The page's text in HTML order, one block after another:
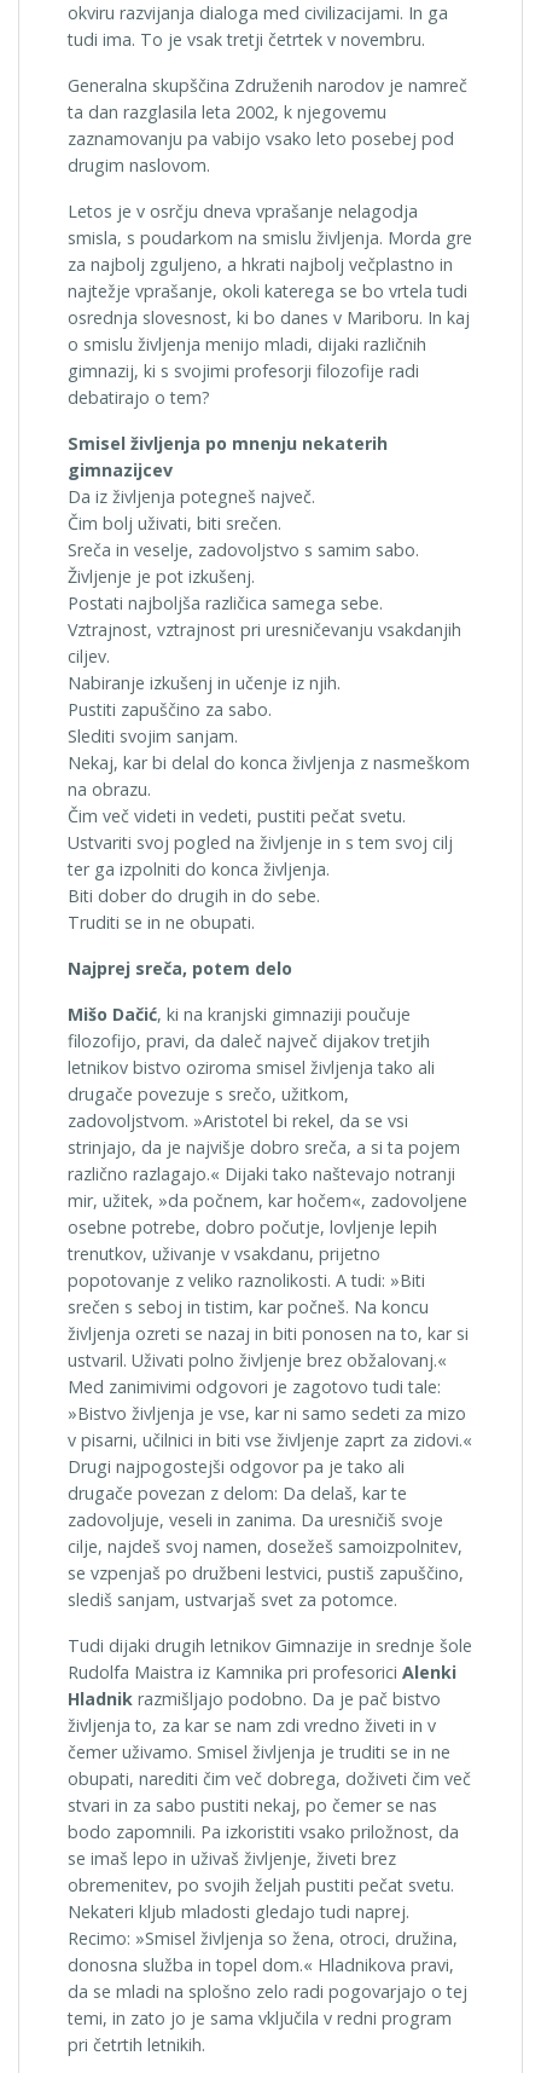
okviru razvijanja dialoga med civilizacijami. In ga
tudi ima. To je vsak tretji četrtek v novembru.
Generalna skupščina Združenih narodov je namreč
ta dan razglasila leta 2002, k njegovemu
zaznamovanju pa vabijo vsako leto posebej pod
drugim naslovom.
Letos je v osrčju dneva vprašanje nelagodja
smisla, s poudarkom na smislu življenja. Morda gre
za najbolj zguljeno, a hkrati najbolj večplastno in
najtežje vprašanje, okoli katerega se bo vrtela tudi
osrednja slovesnost, ki bo danes v Mariboru. In kaj
o smislu življenja menijo mladi, dijaki različnih
gimnazij, ki s svojimi profesorji filozofije radi
debatirajo o tem?
Smisel življenja po mnenju nekaterih
gimnazijcev
Da iz življenja potegneš največ.
Čim bolj uživati, biti srečen.
Sreča in veselje, zadovoljstvo s samim sabo.
Življenje je pot izkušenj.
Postati najboljša različica samega sebe.
Vztrajnost, vztrajnost pri uresničevanju vsakdanjih
ciljev.
Nabiranje izkušenj in učenje iz njih.
Pustiti zapuščino za sabo.
Slediti svojim sanjam.
Nekaj, kar bi delal do konca življenja z nasmeškom
na obrazu.
Čim več videti in vedeti, pustiti pečat svetu.
Ustvariti svoj pogled na življenje in s tem svoj cilj
ter ga izpolniti do konca življenja.
Biti dober do drugih in do sebe.
Truditi se in ne obupati.
Najprej sreča, potem delo
Mišo Dačić, ki na kranjski gimnaziji poučuje
filozofijo, pravi, da daleč največ dijakov tretjih
letnikov bistvo oziroma smisel življenja tako ali
drugače povezuje s srečo, užitkom,
zadovoljstvom. »Aristotel bi rekel, da se vsi
strinjajo, da je najvišje dobro sreča, a si ta pojem
različno razlagajo.« Dijaki tako naštevajo notranji
mir, užitek, »da počnem, kar hočem«, zadovoljene
osebne potrebe, dobro počutje, lovljenje lepih
trenutkov, uživanje v vsakdanu, prijetno
popotovanje z veliko raznolikosti. A tudi: »Biti
srečen s seboj in tistim, kar počneš. Na koncu
življenja ozreti se nazaj in biti ponosen na to, kar si
ustvaril. Uživati polno življenje brez obžalovanj.«
Med zanimivimi odgovori je zagotovo tudi tale:
»Bistvo življenja je vse, kar ni samo sedeti za mizo
v pisarni, učilnici in biti vse življenje zaprt za zidovi.«
Drugi najpogostejši odgovor pa je tako ali
drugače povezan z delom: Da delaš, kar te
zadovoljuje, veseli in zanima. Da uresničiš svoje
cilje, najdeš svoj namen, dosežeš samoizpolnitev,
se vzpenjaš po družbeni lestvici, pustiš zapuščino,
slediš sanjam, ustvarjaš svet za potomce.
Tudi dijaki drugih letnikov Gimnazije in srednje šole
Rudolfa Maistra iz Kamnika pri profesorici Alenki
Hladnik razmišljajo podobno. Da je pač bistvo
življenja to, za kar se nam zdi vredno živeti in v
čemer uživamo. Smisel življenja je truditi se in ne
obupati, narediti čim več dobrega, doživeti čim več
stvari in za sabo pustiti nekaj, po čemer se nas
bodo zapomnili. Pa izkoristiti vsako priložnost, da
se imaš lepo in uživaš življenje, živeti brez
obremenitev, po svojih željah pustiti pečat svetu.
Nekateri kljub mladosti gledajo tudi naprej.
Recimo: »Smisel življenja so žena, otroci, družina,
donosna služba in topel dom.« Hladnikova pravi,
da se mladi na splošno zelo radi pogovarjajo o tej
temi, in zato jo je sama vključila v redni program
pri četrtih letnikih.